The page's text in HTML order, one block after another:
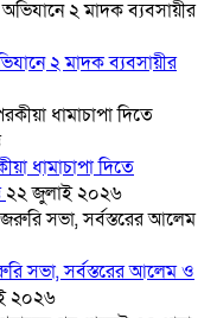
২ মাদক ব্যবসায়ীর
ধামাচাপা দিতে
২২ জুলাই ২০২৬
সভা, সর্বস্তরের আলেম ও
২০২৬